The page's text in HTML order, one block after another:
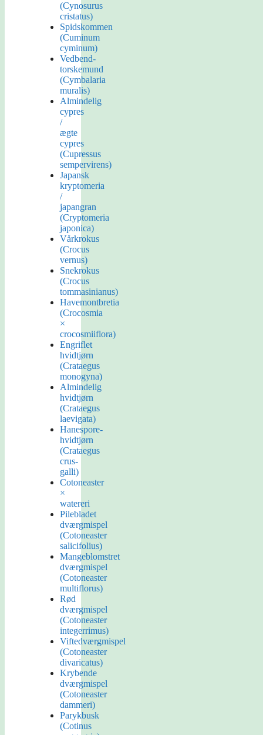
(Cynosurus
cristatus)
Spidskommen
(Cuminum
cyminum)
Vedbend-
torskemund
(Cymbalaria
muralis)
Almindelig
cypres
/
ægte
cypres
(Cupressus
sempervirens)
Japansk
kryptomeria
/
japangran
(Cryptomeria
japonica)
Vårkrokus
(Crocus
vernus)
Snekrokus
(Crocus
tommasinianus)
Havemontbretia
(Crocosmia
×
crocosmiiflora)
Engriflet
hvidtjørn
(Crataegus
monogyna)
Almindelig
hvidtjørn
(Crataegus
laevigata)
Hanespore-
hvidtjørn
(Crataegus
crus-
galli)
Cotoneaster
×
watereri
Pilebladet
dværgmispel
(Cotoneaster
salicifolius)
Mangeblomstret
dværgmispel
(Cotoneaster
multiflorus)
Rød
dværgmispel
(Cotoneaster
integerrimus)
Viftedværgmispel
(Cotoneaster
divaricatus)
Krybende
dværgmispel
(Cotoneaster
dammeri)
Parykbusk
(Cotinus